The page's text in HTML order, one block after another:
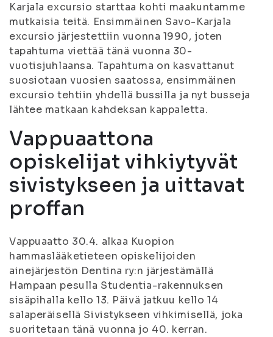
Karjala excursio starttaa kohti maakuntamme
mutkaisia teitä. Ensimmäinen Savo-Karjala
excursio järjestettiin vuonna 1990, joten
tapahtuma viettää tänä vuonna 30-
vuotisjuhlaansa. Tapahtuma on kasvattanut
suosiotaan vuosien saatossa, ensimmäinen
excursio tehtiin yhdellä bussilla ja nyt busseja
lähtee matkaan kahdeksan kappaletta.
Vappuaattona
opiskelijat vihkiytyvät
sivistykseen ja uittavat
proffan
Vappuaatto 30.4. alkaa Kuopion
hammaslääketieteen opiskelijoiden
ainejärjestön Dentina ry:n järjestämällä
Hampaan pesulla Studentia-rakennuksen
sisäpihalla kello 13. Päivä jatkuu kello 14
salaperäisellä Sivistykseen vihkimisellä, joka
suoritetaan tänä vuonna jo 40. kerran.